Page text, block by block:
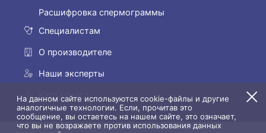
Расшифровка спермограммы
Специалистам
О производителе
Наши эксперты
Карта сайта
На данном сайте используются cookie-файлы и другие
аналогичные технологии. Если, прочитав это
сообщение, вы остаетесь на нашем сайте, это означает,
что вы не возражаете против использования данных